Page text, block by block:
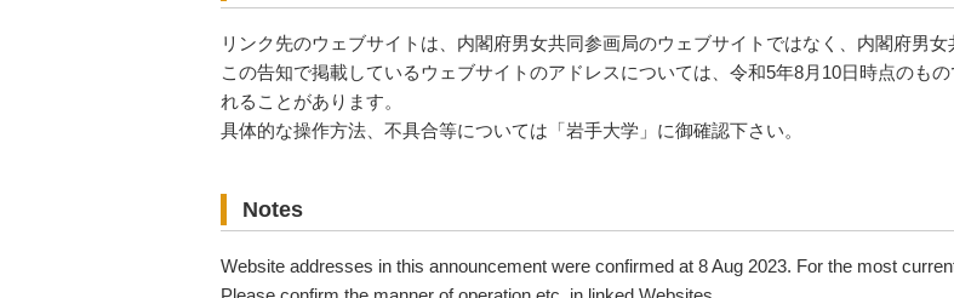
リンク先のウェブサイトは、内閣府男女共同参画局のウェブサイトではなく、内閣府男女
この告知で掲載しているウェブサイトのアドレスについては、令和5年8月10日時点のも
れることがあります。
具体的な操作方法、不具合等については「岩手大学」に御確認下さい。
Notes
Website addresses in this announcement were confirmed at 8 Aug 2023. For the most